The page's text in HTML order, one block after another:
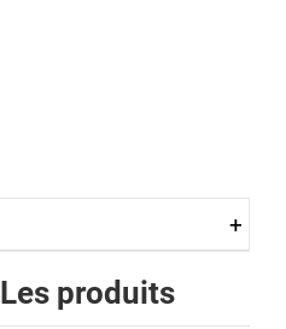
produits